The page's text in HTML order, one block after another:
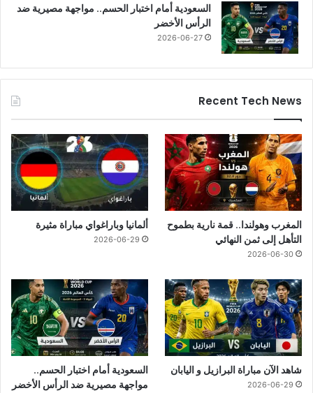
السعودية أمام اختبار الحسم.. مواجهة مصيرية ضد
الرأس الأخضر
2026-06-27
Recent Tech News
المغرب وهولندا.. قمة نارية بطموح
التأهل إلى ثمن النهائي
2026-06-30
ألمانيا وباراغواي مباراة مثيرة
2026-06-29
شاهد الآن مباراة البرازيل و اليابان
2026-06-29
السعودية أمام اختبار الحسم..
مواجهة مصيرية ضد الرأس الأخضر